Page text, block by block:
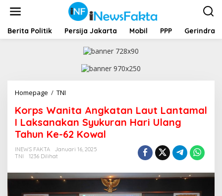
t
Berita Politik Persija Jakarta Mobil PPP Gerindra
Homepage / TNI
r
p
s
W
t
a
A
Korps Wanita Angkatan Laut Lantamal
I Laksanakan Syukuran Hari Ulang
Tahun Ke-62 Kowal
INEWS FAKTA
Januari 16, 2025
TNI
1236 Dilihat